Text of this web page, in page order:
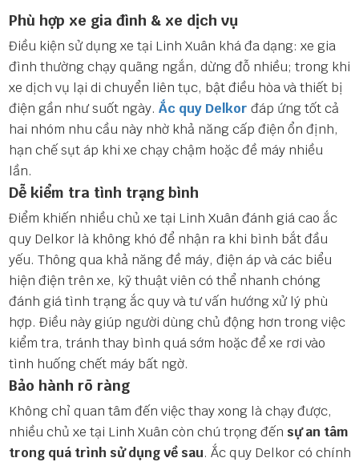
Phù hợp xe gia đình & xe dịch vụ
Điều kiện sử dụng xe tại Linh Xuân khá đa dạng: xe gia
đình thường chạy quãng ngắn, dừng đỗ nhiều; trong khi
xe dịch vụ lại di chuyển liên tục, bật điều hòa và thiết bị
điện gần như suốt ngày. Ắc quy Delkor đáp ứng tốt cả
hai nhóm nhu cầu này nhờ khả năng cấp điện ổn định,
hạn chế sụt áp khi xe chạy chậm hoặc đề máy nhiều
lần.
Dễ kiểm tra tình trạng bình
Điểm khiến nhiều chủ xe tại Linh Xuân đánh giá cao ắc
quy Delkor là không khó để nhận ra khi bình bắt đầu
yếu. Thông qua khả năng đề máy, điện áp và các biểu
hiện điện trên xe, kỹ thuật viên có thể nhanh chóng
đánh giá tình trạng ắc quy và tư vấn hướng xử lý phù
hợp. Điều này giúp người dùng chủ động hơn trong việc
kiểm tra, tránh thay bình quá sớm hoặc để xe rơi vào
tình huống chết máy bất ngờ.
Bảo hành rõ ràng
Không chỉ quan tâm đến việc thay xong là chạy được,
nhiều chủ xe tại Linh Xuân còn chú trọng đến sự an tâm
trong quá trình sử dụng về sau. Ắc quy Delkor có chính